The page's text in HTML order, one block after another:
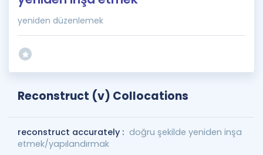
yeniden düzenlemek
Reconstruct (v) Collocations
reconstruct accurately : doğru şekilde yeniden inşa
etmek/yapılandırmak